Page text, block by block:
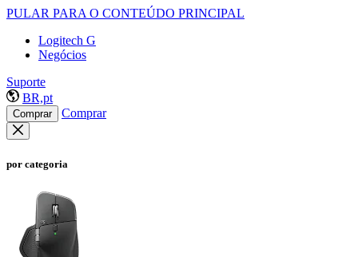
PULAR PARA O CONTEÚDO PRINCIPAL
Logitech G
Negócios
Suporte
BR,pt
Comprar Comprar
por categoria